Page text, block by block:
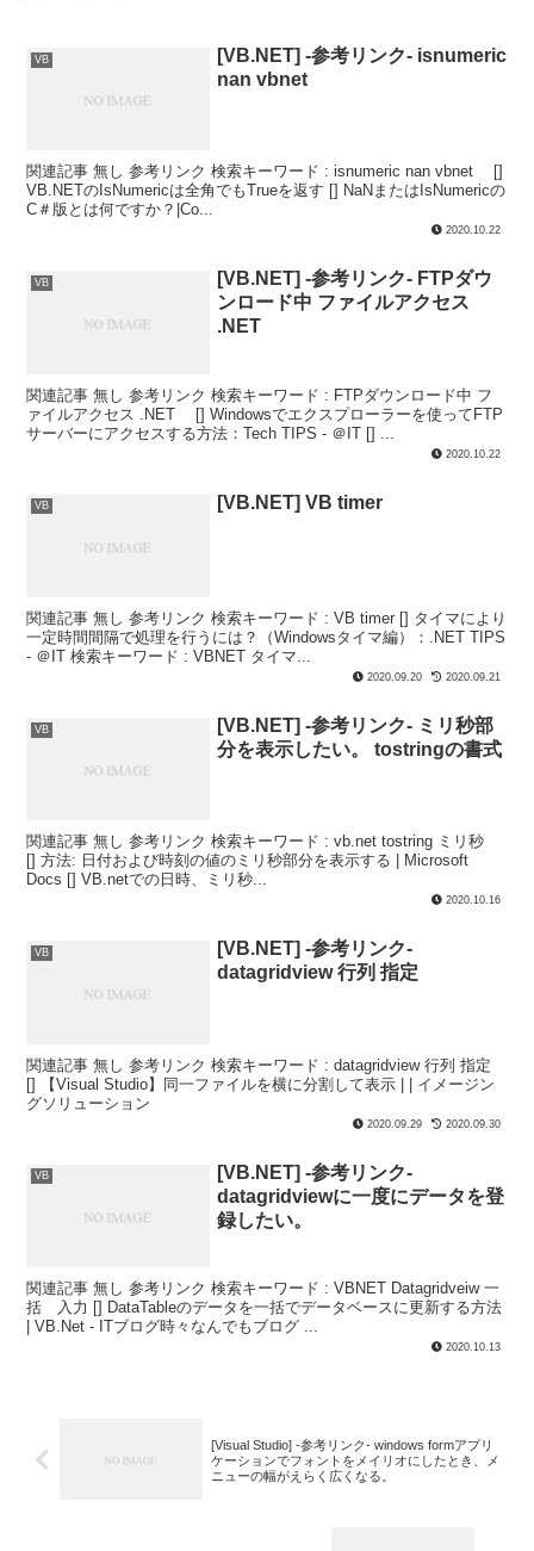
VB
[VB.NET] -参考リンク- isnumeric
nan vbnet
関連記事 無し 参考リンク 検索キーワード : isnumeric nan vbnet []
VB.NETのIsNumericは全角でもTrueを返す [] NaNまたはIsNumericの
C＃版とは何ですか？|Co...
2020.10.22
VB
[VB.NET] -参考リンク- FTPダウ
ンロード中 ファイルアクセス
.NET
関連記事 無し 参考リンク 検索キーワード : FTPダウンロード中 フ
ァイルアクセス .NET [] Windowsでエクスプローラーを使ってFTP
サーバーにアクセスする方法：Tech TIPS - ＠IT [] ...
2020.10.22
VB [VB.NET] VB timer
関連記事 無し 参考リンク 検索キーワード : VB timer [] タイマにより
一定時間間隔で処理を行うには？（Windowsタイマ編）：.NET TIPS
- ＠IT 検索キーワード : VBNET タイマ...
2020.09.20 2020.09.21
VB
[VB.NET] -参考リンク- ミリ秒部
分を表示したい。 tostringの書式
関連記事 無し 参考リンク 検索キーワード : vb.net tostring ミリ秒
[] 方法: 日付および時刻の値のミリ秒部分を表示する | Microsoft
Docs [] VB.netでの日時、ミリ秒...
2020.10.16
VB
[VB.NET] -参考リンク-
datagridview 行列 指定
関連記事 無し 参考リンク 検索キーワード : datagridview 行列 指定
[] 【Visual Studio】同一ファイルを横に分割して表示 | | イメージン
グソリューション
2020.09.29 2020.09.30
VB
[VB.NET] -参考リンク-
datagridviewに一度にデータを登
録したい。
関連記事 無し 参考リンク 検索キーワード : VBNET Datagridveiw 一
括 入力 [] DataTableのデータを一括でデータベースに更新する方法
| VB.Net - ITブログ時々なんでもブログ ...
2020.10.13
[Visual Studio] -参考リンク- windows formアプリ
ケーションでフォントをメイリオにしたとき、メ
ニューの幅がえらく広くなる。